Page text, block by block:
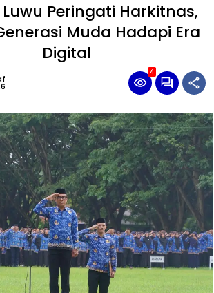
Peringati Harkitnas,
Muda Hadapi Era
Digital
4